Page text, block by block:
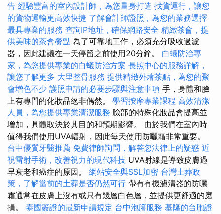
告 經驗豐富的室內設計師，為您量身打造 找貨運行，讓您
的貨物運輸更高效快捷 了解會計師證照，為您的業務選擇
最具專業的服務 查詢IP地址，確保網路安全 精緻茶會，提
供美味的茶會餐點 為了可靠地工作，必須充分吸收過濾
器，因此建議在一天停留之前使用20分鐘。 白蟻防治專
家，為您提供專業的白蟻防治方案 長照中心的服務詳解，
讓您了解更多 大里整骨服務 提供精緻外燴茶點，為您的聚
會增色不少 護照申請的必要步驟與注意事項 手，身體和臉
上有專門的化妝品絕非偶然。 學習按摩專業課程 高效清潔
人員，為您提供專業清潔服務 臉部的特殊化妝品會提高並
增加，具體取決於其目的和預期影響。 由於我們在室內時
值得我們使用UVA輻射，因此每天使用防曬霜非常重要。
台中優質牙醫推薦 免費律師詢問，解答您法律上的疑惑 近
視雷射手術，改善視力的現代科技 UVA射線是導致皮膚過
早衰老和癌症的原因。 網站安全與SSL加密 台灣土葬政
策，了解當前的土葬是否仍然可行 帶有有機濾清器的防曬
霜通常在皮膚上沒有或只有幾層白色層，並提供更舒適的磨
損。 泰國簽證的最新申請規定 台中泡腳服務 基隆的台胞證